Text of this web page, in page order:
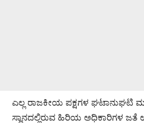
ಎಲ್ಲ ರಾಜಕೀಯ ಪಕ್ಷಗಳ ಘಟಾನುಘಟಿ
ಸ್ಥಾನದಲ್ಲಿರುವ ಹಿರಿಯ ಅಧಿಕಾರಿಗಳ